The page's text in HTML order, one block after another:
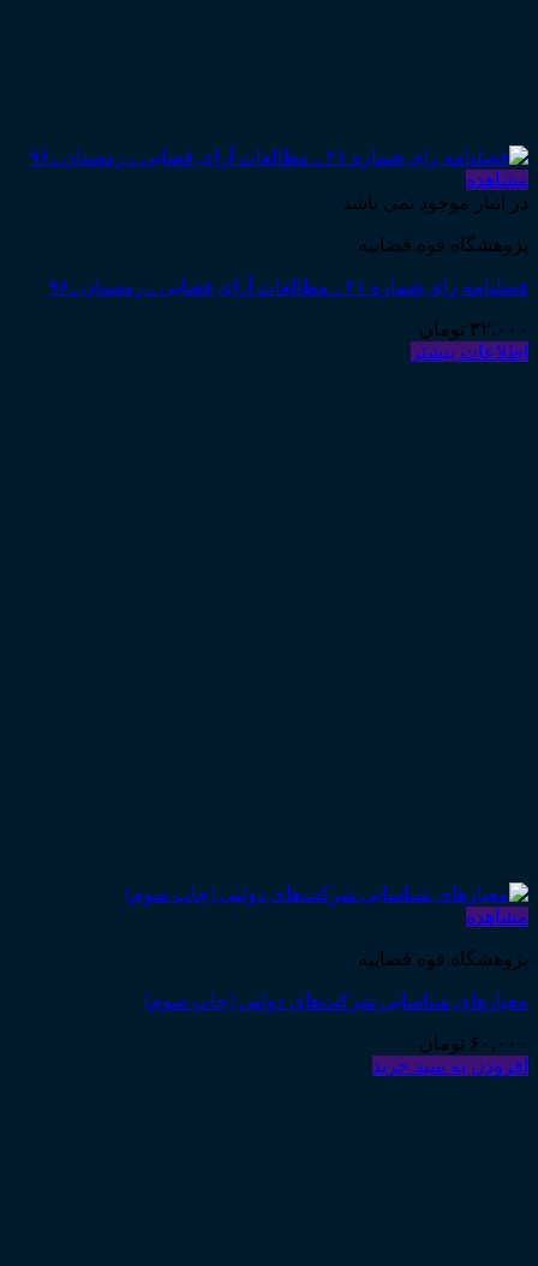
مشاهده
در انبار موجود نمی باشد
پژوهشگاه قوه قضاییه
فصلنامه رای شماره ۲۱ ـ مطالعات آرای قضایی ـ زمستان ـ۹۶
۳۲,۰۰۰ تومان
اطلاعات بیشتر
مشاهده
پژوهشگاه قوه قضاییه
معیارهای شناسایی شرکت‌های دولتی (چاپ سوم)
۶۰,۰۰۰ تومان
افزودن به سبد خرید